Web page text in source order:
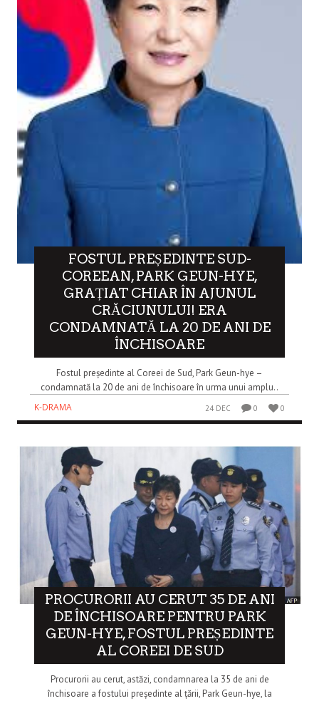
FOSTUL PREȘEDINTE SUD-
COREEAN, PARK GEUN-HYE,
GRAȚIAT CHIAR ÎN AJUNUL
CRĂCIUNULUI! ERA
CONDAMNATĂ LA 20 DE ANI DE
ÎNCHISOARE
Fostul președinte al Coreei de Sud, Park Geun-hye –
condamnată la 20 de ani de închisoare în urma unui amplu..
K-DRAMA
24 DEC 0 0
PROCURORII AU CERUT 35 DE ANI
DE ÎNCHISOARE PENTRU PARK
GEUN-HYE, FOSTUL PREȘEDINTE
AL COREEI DE SUD
Procurorii au cerut, astăzi, condamnarea la 35 de ani de
închisoare a fostului președinte al țării, Park Geun-hye, la